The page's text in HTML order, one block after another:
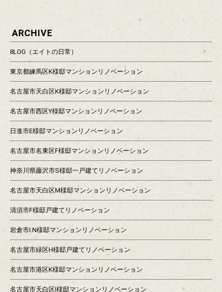
ARCHIVE
8LOG（エイトの日常）
東京都練馬区K様邸マンションリノベーション
名古屋市天白区K様邸マンションリノベーション
名古屋市西区Y様邸マンションリノベーション
日進市E様邸マンションリノベーション
名古屋市名東区F様邸マンションリノベーション
神奈川県藤沢市S様邸一戸建てリノベーション
名古屋市天白区M様邸マンションリノベーション
清須市F様邸戸建てリノベーション
岩倉市I.N様邸マンションリノベーション
名古屋市緑区H様邸戸建てリノベーション
名古屋市港区K様邸マンションリノベーション
名古屋市天白区I様邸マンションリノベーション